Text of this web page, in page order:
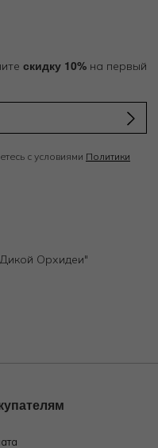
скидку 10% на первый
с условиями Политики
Орхидеи"